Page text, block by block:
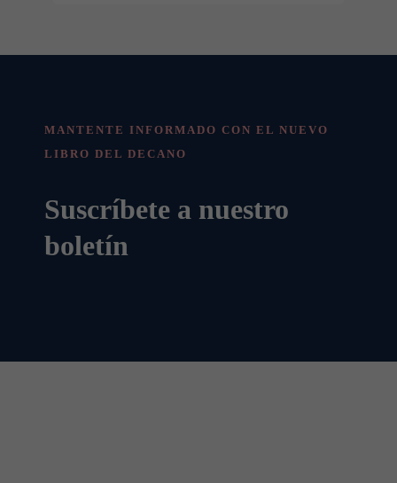
MANTENTE INFORMADO CON EL NUEVO
LIBRO DEL DECANO
Suscríbete a nuestro
boletín